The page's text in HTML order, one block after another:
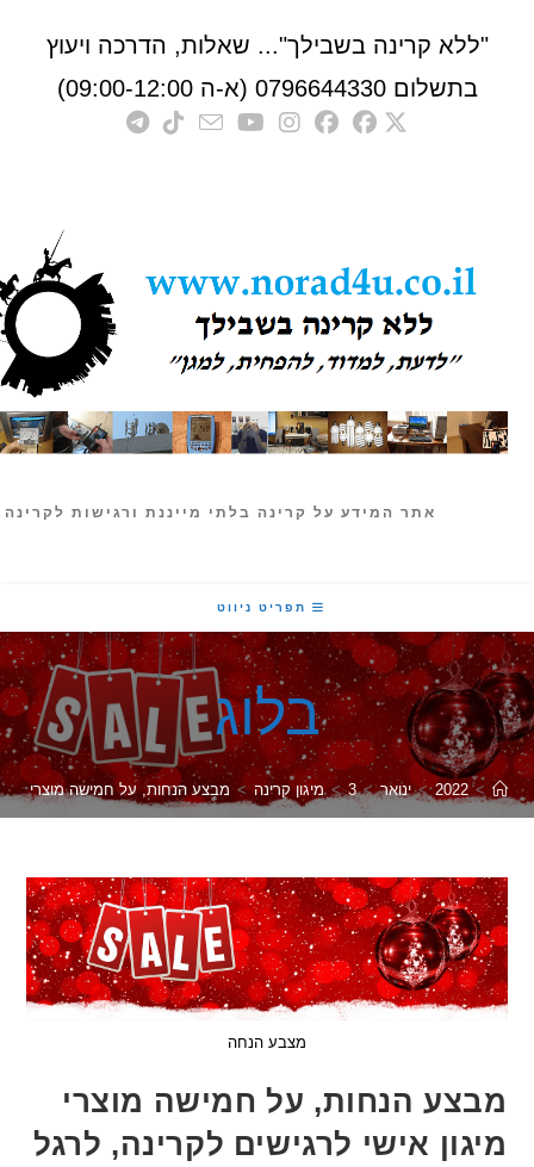
קרינה בשבילך"... שאלות, הדרכה ויעוץ
0796644330 (א-ה 09:00-12:00)
אתר המידע על קרינה בלתי מייננת ורגישות לקרינה
תפריט ניווט
בלוג
2022
> ינואר >
3
> מיגון קרינה > מבצע הנחות, על חמישה מוצרי מיגון אישי
מצבע הנחה
הנחות, על חמישה מוצרי
אישי לרגישים לקרינה, לרגל